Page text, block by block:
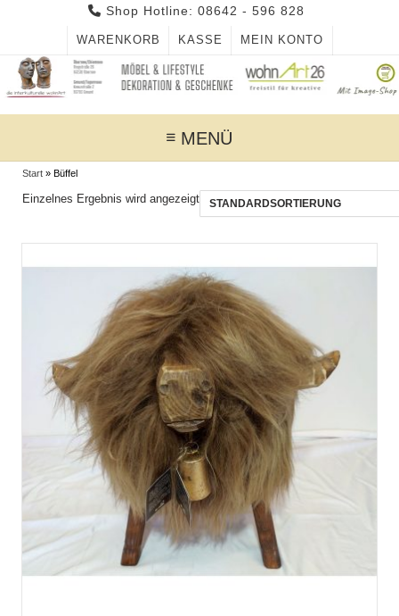
Shop Hotline: 08642 - 596 828
WARENKORB KASSE MEIN KONTO
MENÜ
Start » Büffel
Einzelnes Ergebnis wird angezeigt